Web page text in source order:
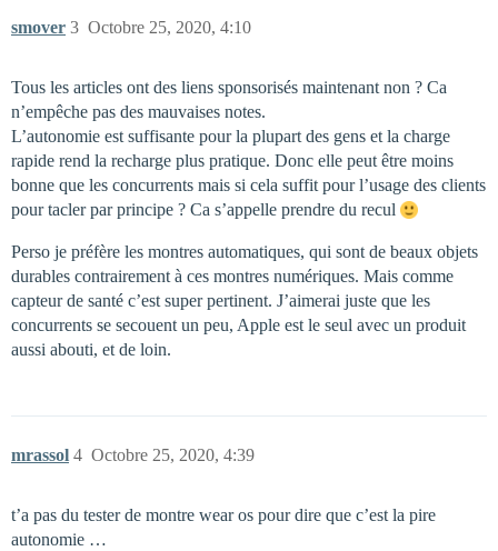
smover Octobre 25, 2020, 4:10
3
Tous les articles ont des liens sponsorisés maintenant non ? Ca
n’empêche pas des mauvaises notes.
L’autonomie est suffisante pour la plupart des gens et la charge
rapide rend la recharge plus pratique. Donc elle peut être moins
bonne que les concurrents mais si cela suffit pour l’usage des clients
pour tacler par principe ? Ca s’appelle prendre du recul
Perso je préfère les montres automatiques, qui sont de beaux objets
durables contrairement à ces montres numériques. Mais comme
capteur de santé c’est super pertinent. J’aimerai juste que les
concurrents se secouent un peu, Apple est le seul avec un produit
aussi abouti, et de loin.
mrassol Octobre 25, 2020, 4:39
4
t’a pas du tester de montre wear os pour dire que c’est la pire
autonomie …